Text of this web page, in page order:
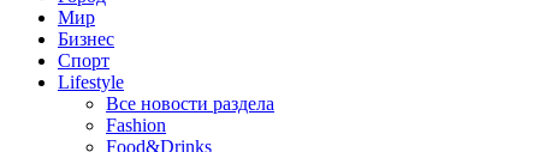
Мир
Бизнес
Спорт
Lifestyle
Все новости раздела
Fashion
Food&Drinks